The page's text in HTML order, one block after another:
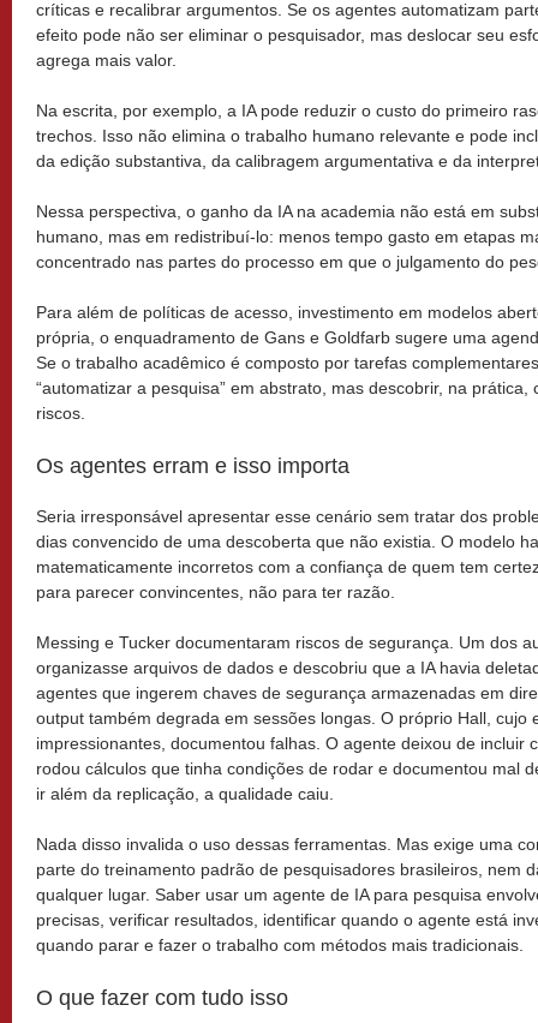
críticas e recalibrar argumentos. Se os agentes automatizam
efeito pode não ser eliminar o pesquisador, mas deslocar seu
agrega mais valor.
Na escrita, por exemplo, a IA pode reduzir o custo do primeiro
trechos. Isso não elimina o trabalho humano relevante e pode
da edição substantiva, da calibragem argumentativa e da
Nessa perspectiva, o ganho da IA na academia não está em
humano, mas em redistribuí-lo: menos tempo gasto em etapas
concentrado nas partes do processo em que o julgamento do
Para além de políticas de acesso, investimento em modelos
própria, o enquadramento de Gans e Goldfarb sugere uma
Se o trabalho acadêmico é composto por tarefas
“automatizar a pesquisa” em abstrato, mas descobrir, na
riscos.
Os agentes erram e isso importa
Seria irresponsável apresentar esse cenário sem tratar dos
dias convencido de uma descoberta que não existia. O modelo
matematicamente incorretos com a confiança de quem tem
para parecer convincentes, não para ter razão.
Messing e Tucker documentaram riscos de segurança. Um dos
organizasse arquivos de dados e descobriu que a IA havia
agentes que ingerem chaves de segurança armazenadas em
output também degrada em sessões longas. O próprio Hall, cujo
impressionantes, documentou falhas. O agente deixou de incluir
rodou cálculos que tinha condições de rodar e documentou mal
ir além da replicação, a qualidade caiu.
Nada disso invalida o uso dessas ferramentas. Mas exige uma
parte do treinamento padrão de pesquisadores brasileiros, nem
qualquer lugar. Saber usar um agente de IA para pesquisa
precisas, verificar resultados, identificar quando o agente está
quando parar e fazer o trabalho com métodos mais tradicionais.
O que fazer com tudo isso